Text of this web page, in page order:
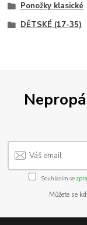
Ponožky klasické
DĚTSKÉ (17-35)
Souhlasím se
Můžete se